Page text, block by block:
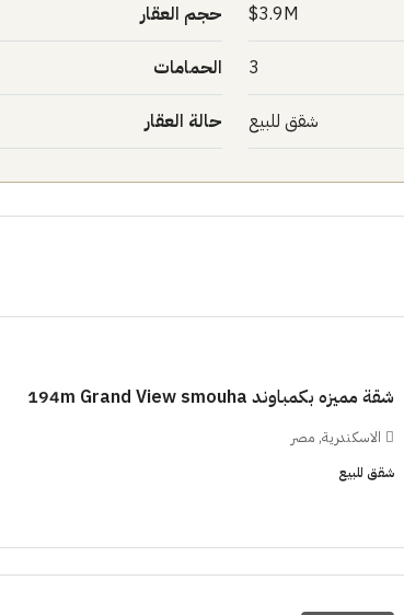
3.9M$ حجم العقار
3 الحمامات
شقق للبيع حالة العقار
شقة مميزه بكمباوند 194m Grand View smouha
الاسكندرية, مصر
شقق للبيع
11M$
سنوات [ابراج ساويرس]